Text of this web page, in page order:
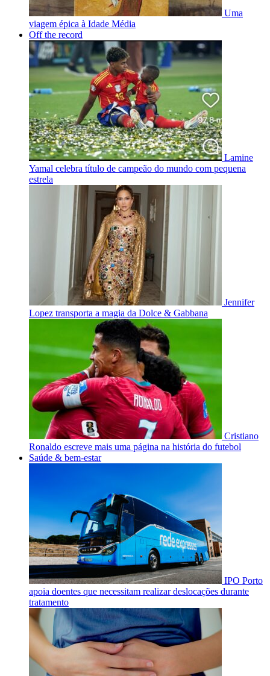
Uma
viagem épica à Idade Média
Off the record
Lamine
Yamal celebra título de campeão do mundo com pequena
estrela
Jennifer
Lopez transporta a magia da Dolce & Gabbana
Cristiano
Ronaldo escreve mais uma página na história do futebol
Saúde & bem-estar
IPO Porto
apoia doentes que necessitam realizar deslocações durante
tratamento